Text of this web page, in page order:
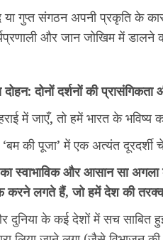
गुप्त संगठन अपनी प्रकृति के
और जान जोखिम में डालने
दोहन: दोनों दर्शनों की
में जाएँ, तो हमें भारत के भविष्य
की पूजा’ में एक अत्यंत दूरदर्शी
स्वाभाविक और आसान सा
करने लगते हैं, जो हमें देश की
दुनिया के कई देशों में सच साबित